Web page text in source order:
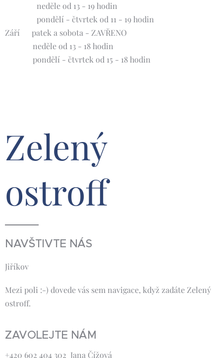
neděle od 13 - 19 hodin
pondělí - čtvrtek od 11 - 19 hodin
Září 🍀patek a sobota - ZAVŘENO
neděle od 13 - 18 hodin
pondělí - čtvrtek od 15 - 18 hodin
Zelený
ostroff
NAVŠTIVTE NÁS
Jiříkov
Mezi poli :-) dovede vás sem navigace, když zadáte Zelený
ostroff.
ZAVOLEJTE NÁM
+420 602 404 302 Jana Čížová